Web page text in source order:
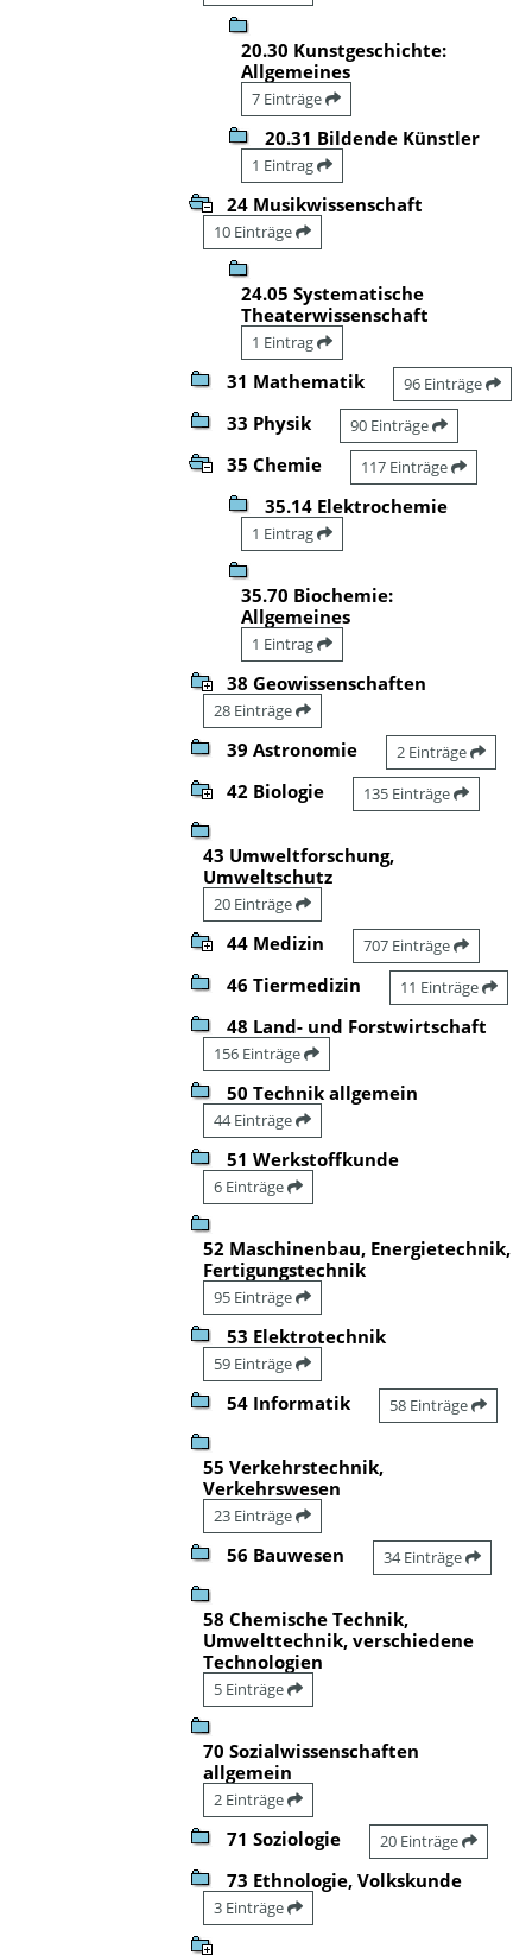
20.30 Kunstgeschichte:
Allgemeines
7 Einträge
20.31 Bildende Künstler
1 Eintrag
24 Musikwissenschaft
10 Einträge
24.05 Systematische
Theaterwissenschaft
1 Eintrag
31 Mathematik 96 Einträge
33 Physik 90 Einträge
35 Chemie 117 Einträge
35.14 Elektrochemie
1 Eintrag
35.70 Biochemie:
Allgemeines
1 Eintrag
38 Geowissenschaften
28 Einträge
39 Astronomie 2 Einträge
42 Biologie 135 Einträge
43 Umweltforschung,
Umweltschutz
20 Einträge
44 Medizin 707 Einträge
46 Tiermedizin 11 Einträge
48 Land- und Forstwirtschaft
156 Einträge
50 Technik allgemein
44 Einträge
51 Werkstoffkunde
6 Einträge
52 Maschinenbau, Energietechnik,
Fertigungstechnik
95 Einträge
53 Elektrotechnik
59 Einträge
54 Informatik 58 Einträge
55 Verkehrstechnik,
Verkehrswesen
23 Einträge
56 Bauwesen 34 Einträge
58 Chemische Technik,
Umwelttechnik, verschiedene
Technologien
5 Einträge
70 Sozialwissenschaften
allgemein
2 Einträge
71 Soziologie 20 Einträge
73 Ethnologie, Volkskunde
3 Einträge